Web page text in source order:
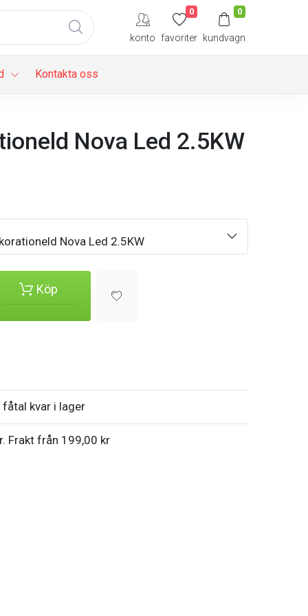
konto
0
favoriter
0
kundvagn
Kontakta oss
Nova Led 2.5KW
Nova Led 2.5KW
Köp
kvar i lager
Frakt från 199,00 kr